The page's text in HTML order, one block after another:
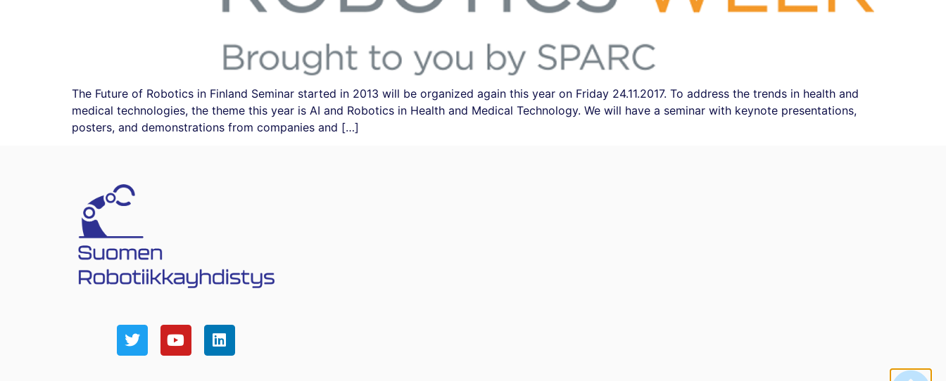
The Future of Robotics in Finland Seminar started in 2013 will be organized again this year on Friday 24.11.2017. To address the trends in health and
medical technologies, the theme this year is AI and Robotics in Health and Medical Technology. We will have a seminar with keynote presentations,
posters, and demonstrations from companies and […]